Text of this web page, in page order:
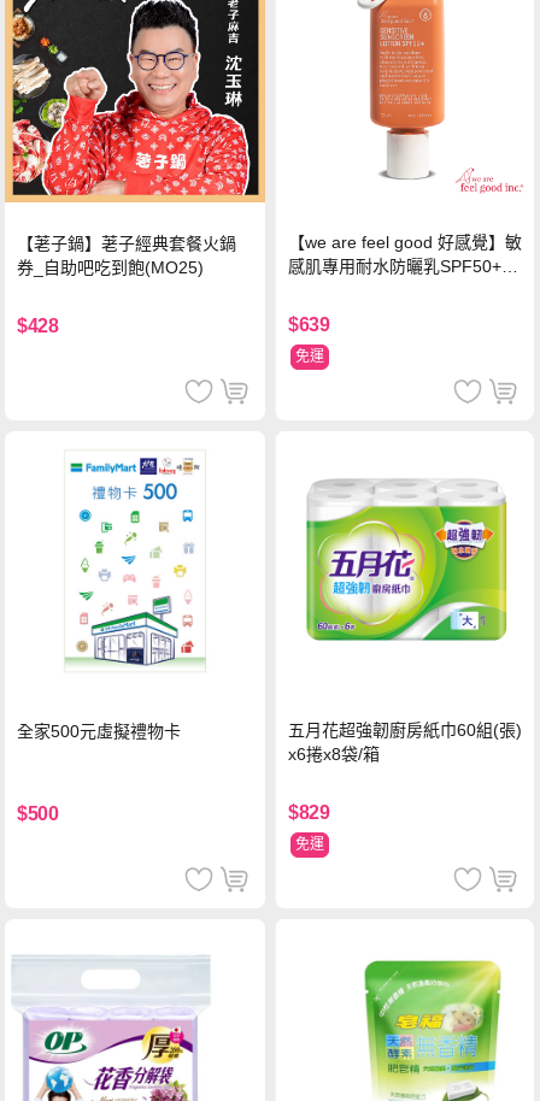
【荖子鍋】荖子經典套餐火鍋
券_自助吧吃到飽(MO25)
$428
【we are feel good 好感覺】敏
感肌專用耐水防曬乳SPF50+ 7
$639
免運
全家500元虛擬禮物卡
$500
五月花超強韌廚房紙巾60組(張)
x6捲x8袋/箱
$829
免運